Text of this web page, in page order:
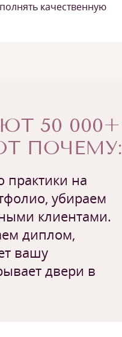
качественную
50 000+
ПОЧЕМУ:
на
убираем
клиентами.
диплом,
вашу
двери в